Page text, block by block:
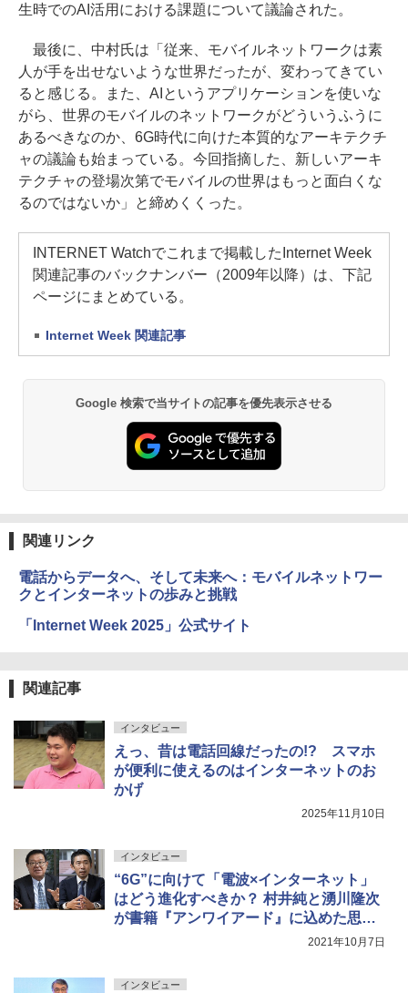
生時でのAI活用における課題について議論された。
最後に、中村氏は「従来、モバイルネットワークは素
人が手を出せないような世界だったが、変わってきてい
ると感じる。また、AIというアプリケーションを使いな
がら、世界のモバイルのネットワークがどういうふうに
あるべきなのか、6G時代に向けた本質的なアーキテクチ
ャの議論も始まっている。今回指摘した、新しいアーキ
テクチャの登場次第でモバイルの世界はもっと面白くな
るのではないか」と締めくくった。
INTERNET Watchでこれまで掲載したInternet Week
関連記事のバックナンバー（2009年以降）は、下記
ページにまとめている。
Internet Week 関連記事
Google 検索で当サイトの記事を優先表示させる
関連リンク
電話からデータへ、そして未来へ：モバイルネットワー
クとインターネットの歩みと挑戦
「Internet Week 2025」公式サイト
関連記事
インタビュー
えっ、昔は電話回線だったの!? スマホ
が便利に使えるのはインターネットのお
かげ
2025年11月10日
インタビュー
“6G”に向けて「電波×インターネット」
はどう進化すべきか？ 村井純と湧川隆次
が書籍『アンワイアード』に込めた思い
2021年10月7日
インタビュー